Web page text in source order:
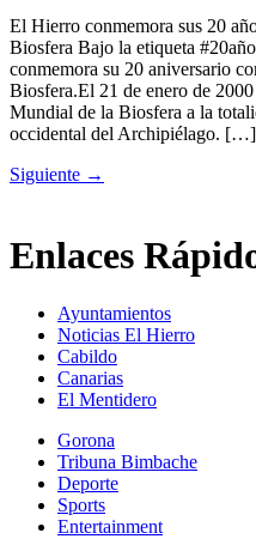
El Hierro conmemora sus 20
Biosfera Bajo la etiqueta
conmemora su 20 aniversario
Biosfera.El 21 de enero de
Mundial de la Biosfera a la
occidental del Archipiélago. […]
Siguiente →
Enlaces
Ayuntamientos
Noticias El Hierro
Cabildo
Canarias
El Mentidero
Gorona
Tribuna Bimbache
Deporte
Sports
Entertainment